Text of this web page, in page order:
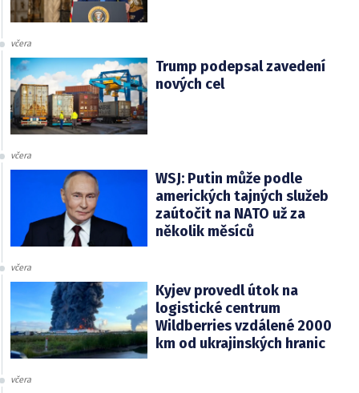
včera
Trump podepsal zavedení
nových cel
včera
WSJ: Putin může podle
amerických tajných služeb
zaútočit na NATO už za
několik měsíců
včera
Kyjev provedl útok na
logistické centrum
Wildberries vzdálené 2000
km od ukrajinských hranic
včera